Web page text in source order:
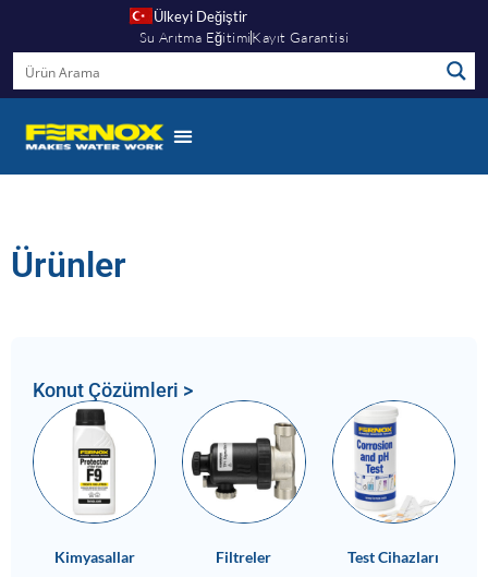
Ülkeyi Değiştir
Su Arıtma EğitimiKayıt Garantisi
Ürünler
Konut Çözümleri >
Kimyasallar Filtreler Test Cihazları